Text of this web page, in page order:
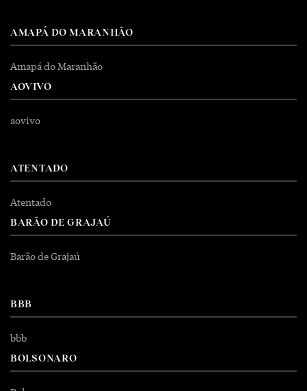
AMAPÁ DO MARANHÃO
Amapá do Maranhão
AOVIVO
aovivo
ATENTADO
Atentado
BARÃO DE GRAJAÚ
Barão de Grajaú
BBB
bbb
BOLSONARO